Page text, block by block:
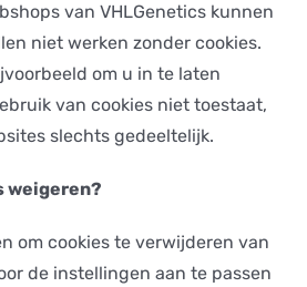
van VHLGenetics kunnen
niet werken zonder cookies.
om u in te laten
van cookies niet toestaat,
slechts gedeeltelijk.
weigeren?
om cookies te verwijderen van
de instellingen aan te passen